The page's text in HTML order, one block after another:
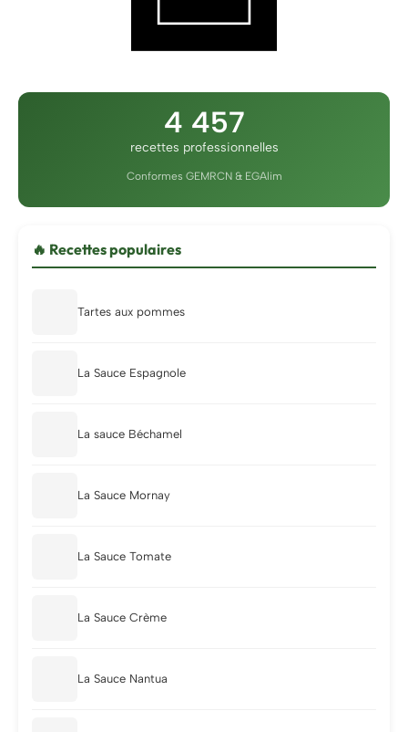
4 457
recettes professionnelles
Conformes GEMRCN & EGAlim
🔥 Recettes populaires
Tartes aux pommes
La Sauce Espagnole
La sauce Béchamel
La Sauce Mornay
La Sauce Tomate
La Sauce Crème
La Sauce Nantua